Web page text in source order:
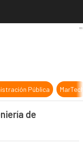
se unen en
Pública
de